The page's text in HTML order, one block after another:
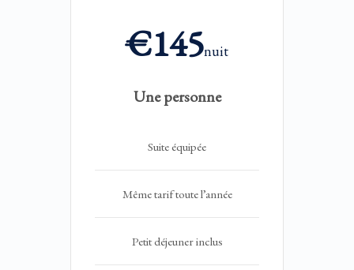
€145nuit
Une personne
Suite équipée
Même tarif toute l’année
Petit déjeuner inclus